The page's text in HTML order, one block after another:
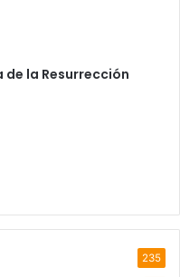
de la Resurrección
235